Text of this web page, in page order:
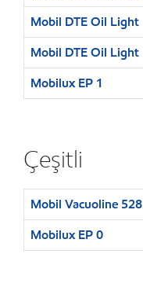
Mobil DTE Oil Light
Mobil DTE Oil Light
Mobilux EP 1
Çeşitli
Mobil Vacuoline 528
Mobilux EP 0